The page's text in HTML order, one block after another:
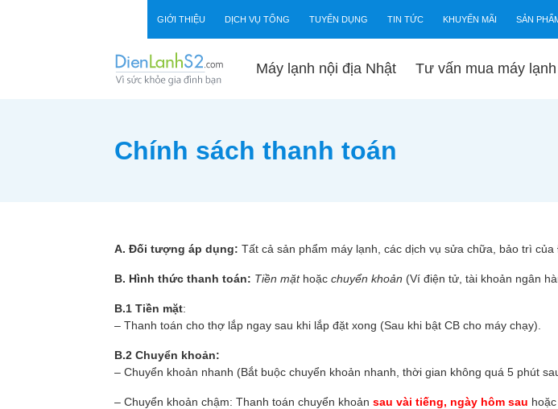
GIỚI THIỆU DỊCH VỤ TỔNG TUYỂN DỤNG TIN TỨC KHUYẾN MÃI SẢN
Máy lạnh nội địa Nhật Tư vấn mua máy lạnh
Chính sách thanh toán
A. Đối tượng áp dụng: Tất cả sản phẩm máy lạnh, các dịch vụ sửa chữa, bảo trì của
B. Hình thức thanh toán: Tiền mặthoặc chuyển khoản (Ví điện tử, tài khoản ngân
B.1 Tiền mặt:
– Thanh toán cho thợ lắp ngay sau khi lắp đặt xong (Sau khi bật CB cho máy chạy).
B.2 Chuyển khoản:
– Chuyển khoản nhanh (Bắt buộc chuyển khoản nhanh, thời gian không quá 5 phút
– Chuyển khoản chậm: Thanh toán chuyển khoản sau vài tiếng, ngày hôm sau